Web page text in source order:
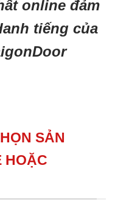
online đảm
tiếng của
SẢN
HOẶC